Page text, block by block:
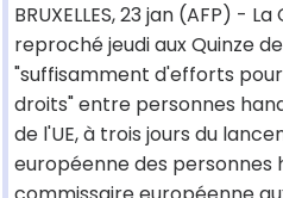
BRUXELLES, 23 jan (AFP) -
reproché jeudi aux Quinze
"suffisamment d'efforts
droits" entre personnes
de l'UE, à trois jours du
européenne des personnes